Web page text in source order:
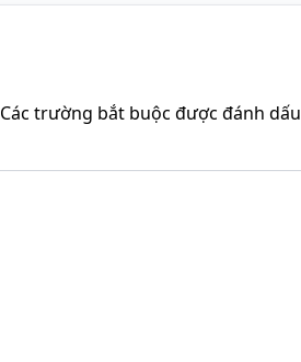
Các trường bắt buộc được đánh dấu